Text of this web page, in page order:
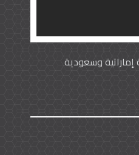
وسعودية